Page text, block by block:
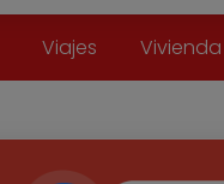
Viajes Vivienda